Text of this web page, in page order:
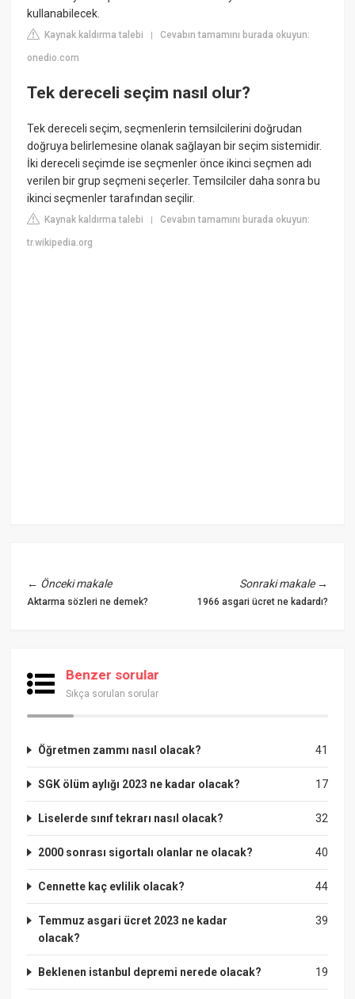
kullanabilecek.
Kaynak kaldırma talebi |Cevabın tamamını burada okuyun:
onedio.com
Tek dereceli seçim nasıl olur?
Tek dereceli seçim, seçmenlerin temsilcilerini doğrudan
doğruya belirlemesine olanak sağlayan bir seçim sistemidir.
İki dereceli seçimde ise seçmenler önce ikinci seçmen adı
verilen bir grup seçmeni seçerler. Temsilciler daha sonra bu
ikinci seçmenler tarafından seçilir.
Kaynak kaldırma talebi |Cevabın tamamını burada okuyun:
tr.wikipedia.org
← Önceki makale
Aktarma sözleri ne demek?
Sonraki makale→
1966 asgari ücret ne kadardı?
Benzer sorular
Sıkça sorulan sorular
41
Öğretmen zammı nasıl olacak?
17
SGK ölüm aylığı 2023 ne kadar olacak?
32
Liselerde sınıf tekrarı nasıl olacak?
40
2000 sonrası sigortalı olanlar ne olacak?
44
Cennette kaç evlilik olacak?
39
Temmuz asgari ücret 2023 ne kadar
olacak?
19
Beklenen istanbul depremi nerede olacak?